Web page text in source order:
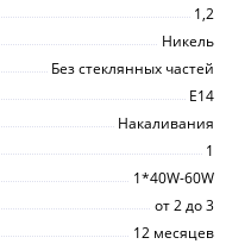
1,2
Никель
Без стеклянных частей
E14
Накаливания
1
1*40W-60W
от 2 до 3
12 месяцев